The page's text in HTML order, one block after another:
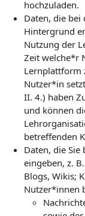
hochzuladen.
Daten, die
Hintergrund
Nutzung der
Zeit welche*r
Lernplattform
Nutzer*in
II. 4.) haben
und können
betreffenden
Daten, die
eingeben, z.
Blogs, Wikis;
Nutzer*innen